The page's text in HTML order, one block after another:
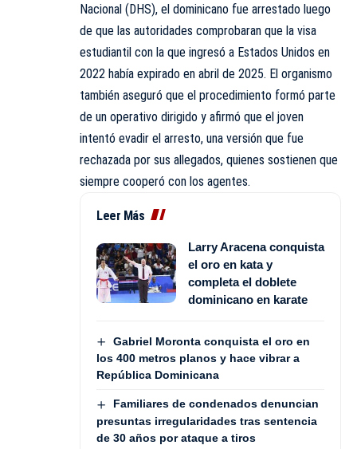
Nacional (DHS), el dominicano fue arrestado luego
de que las autoridades comprobaran que la visa
estudiantil con la que ingresó a Estados Unidos en
2022 había expirado en abril de 2025. El organismo
también aseguró que el procedimiento formó parte
de un operativo dirigido y afirmó que el joven
intentó evadir el arresto, una versión que fue
rechazada por sus allegados, quienes sostienen que
siempre cooperó con los agentes.
Leer Más
Larry Aracena conquista
el oro en kata y
completa el doblete
dominicano en karate
Gabriel Moronta conquista el oro en
los 400 metros planos y hace vibrar a
República Dominicana
Familiares de condenados denuncian
presuntas irregularidades tras sentencia
de 30 años por ataque a tiros